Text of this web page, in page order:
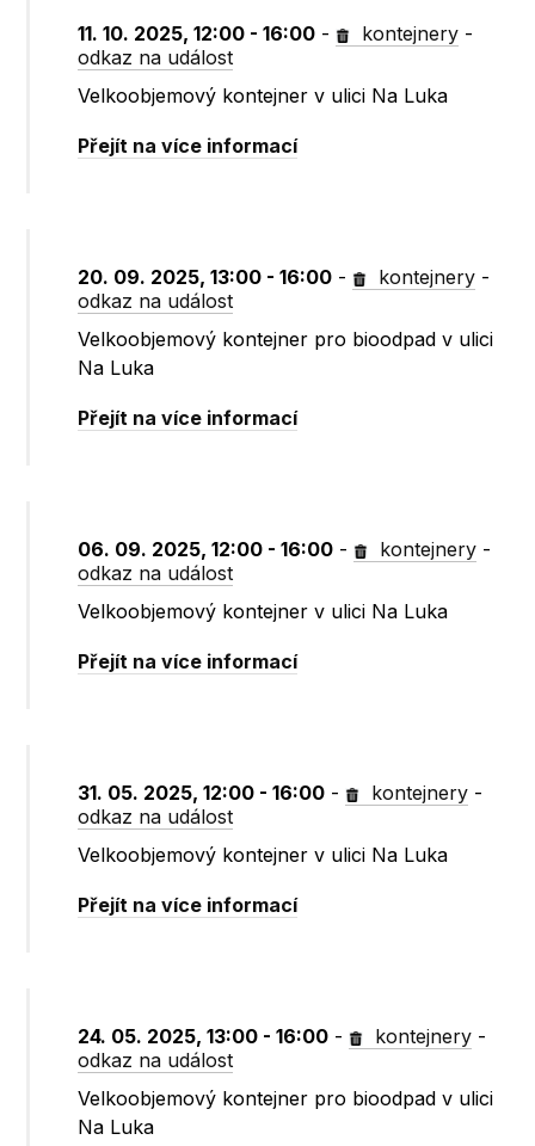
11. 10. 2025, 12:00 - 16:00 - kontejnery -
odkaz na událost
Velkoobjemový kontejner v ulici Na Luka
Přejít na více informací
20. 09. 2025, 13:00 - 16:00 - kontejnery -
odkaz na událost
Velkoobjemový kontejner pro bioodpad v ulici
Na Luka
Přejít na více informací
06. 09. 2025, 12:00 - 16:00 - kontejnery -
odkaz na událost
Velkoobjemový kontejner v ulici Na Luka
Přejít na více informací
31. 05. 2025, 12:00 - 16:00 - kontejnery -
odkaz na událost
Velkoobjemový kontejner v ulici Na Luka
Přejít na více informací
24. 05. 2025, 13:00 - 16:00 - kontejnery -
odkaz na událost
Velkoobjemový kontejner pro bioodpad v ulici
Na Luka